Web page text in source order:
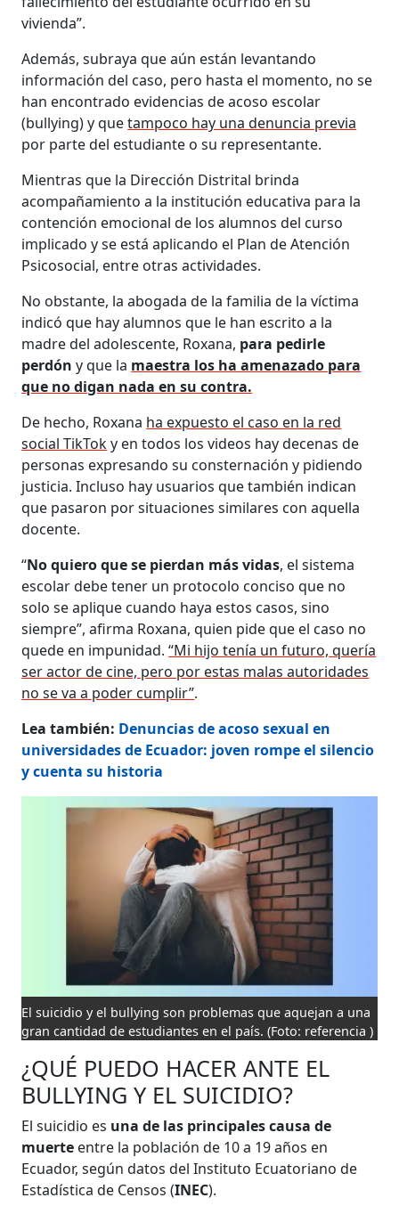
vivienda”.
Además, subraya que aún están levantando
información del caso, pero hasta el momento, no se
han encontrado evidencias de acoso escolar
(bullying) y quetampoco hay una denuncia previa
por parte del estudiante o su representante.
Mientras que la Dirección Distrital brinda
acompañamiento a la institución educativa para la
contención emocional de los alumnos del curso
implicado y se está aplicando el Plan de Atención
Psicosocial, entre otras actividades.
No obstante, la abogada de la familia de la víctima
indicó que hay alumnos que le han escrito a la
madre del adolescente, Roxana, para pedirle
perdón y que la maestra los ha amenazado para
que no digan nada en su contra.
De hecho, Roxana ha expuesto el caso en la red
social TikToky en todos los videos hay decenas de
personas expresando su consternación y pidiendo
justicia. Incluso hay usuarios que también indican
que pasaron por situaciones similares con aquella
docente.
“No quiero que se pierdan más vidas, el sistema
escolar debe tener un protocolo conciso que no
solo se aplique cuando haya estos casos, sino
siempre”, afirma Roxana, quien pide que el caso no
quede en impunidad.“Mi hijo tenía un futuro, quería
ser actor de cine, pero por estas malas autoridades
no se va a poder cumplir”.
Lea también: Denuncias de acoso sexual en
universidades de Ecuador: joven rompe el silencio
y cuenta su historia
El suicidio y el bullying son problemas que aquejan a una
gran cantidad de estudiantes en el país.(Foto: referencia )
¿QUÉ PUEDO HACER ANTE EL
BULLYING Y EL SUICIDIO?
El suicidio es una de las principales causa de
muerte entre la población de 10 a 19 años en
Ecuador, según datos del Instituto Ecuatoriano de
Estadística de Censos (INEC).